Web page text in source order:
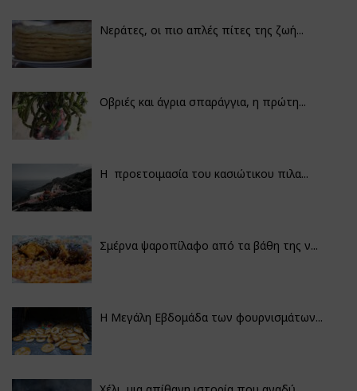
Νεράτες, οι πιο απλές πίτες της ζωή...
Οβριές και άγρια σπαράγγια, η πρώτη...
Η προετοιμασία του κασιώτικου πιλα...
Σμέρνα ψαροπίλαφο από τα βάθη της ν...
Η Μεγάλη Εβδομάδα των φουρνισμάτων...